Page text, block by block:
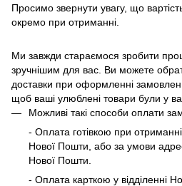
Просимо звернути увагу, що
окремо при отриманні.
Ми завжди стараємося зробити
зручнішим для вас. Ви можете
доставки при оформленні
щоб ваші улюблені товари були у
Можливі такі способи оплати
- Оплата готівкою при
Нової Пошти, або за умови
Нової Пошти.
- Оплата карткою у відділенні